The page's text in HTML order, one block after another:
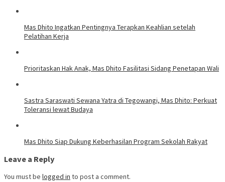
Mas Dhito Ingatkan Pentingnya Terapkan Keahlian setelah
Pelatihan Kerja
Prioritaskan Hak Anak, Mas Dhito Fasilitasi Sidang Penetapan Wali
Sastra Saraswati Sewana Yatra di Tegowangi, Mas Dhito: Perkuat
Toleransi lewat Budaya
Mas Dhito Siap Dukung Keberhasilan Program Sekolah Rakyat
Leave a Reply
You must be logged in to post a comment.